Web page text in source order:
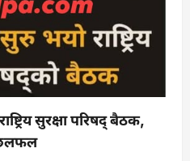
सुरक्षा परिषद् बैठक,
छलफल